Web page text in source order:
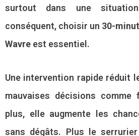
surtout dans une
conséquent, choisir un 30-
Wavre est essentiel.
Une intervention rapide réduit
mauvaises décisions
plus, elle augmente les
sans dégâts. Plus le